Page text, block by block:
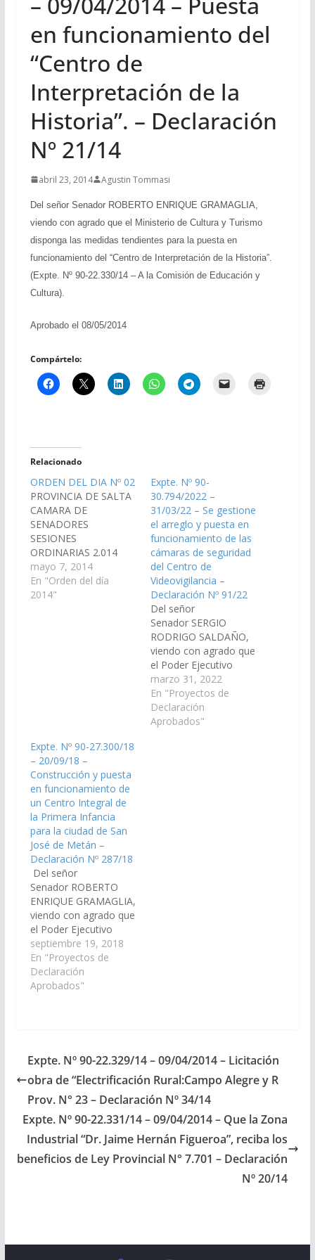
en funcionamiento del
“Centro de
Interpretación de la
Historia”. – Declaración
Nº 21/14
abril 23, 2014 Agustin Tommasi
Del señor Senador ROBERTO ENRIQUE GRAMAGLIA,
viendo con agrado que el Ministerio de Cultura y Turismo
disponga las medidas tendientes para la puesta en
funcionamiento del “Centro de Interpretación de la Historia”.
(Expte. Nº 90-22.330/14 – A la Comisión de Educación y
Cultura).
Aprobado el 08/05/2014
Compártelo:
Relacionado
ORDEN DEL DIA Nº 02
PROVINCIA DE SALTA
CAMARA DE
SENADORES
SESIONES
ORDINARIAS 2.014
ORDEN DEL DIA Nº 02
(Dictámenes de
Comisiones entrado en
mayo 7, 2014
En "Orden del día
2014"
Expte. Nº 90-
30.794/2022 –
31/03/22 – Se gestione
el arreglo y puesta en
funcionamiento de las
cámaras de seguridad
del Centro de
Videovigilancia –
Declaración Nº 91/22
Del señor
Senador SERGIO
RODRIGO SALDAÑO,
viendo con agrado que
el Poder Ejecutivo
Provincial, a través del
Ministerio de
Seguridad, gestione la
reposición, arreglo y
marzo 31, 2022
En "Proyectos de
Declaración
Aprobados"
Expte. Nº 90-27.300/18
– 20/09/18 –
Construcción y puesta
en funcionamiento de
un Centro Integral de
la Primera Infancia
para la ciudad de San
José de Metán –
Declaración Nº 287/18
Del señor
Senador ROBERTO
ENRIQUE GRAMAGLIA,
viendo con agrado que
el Poder Ejecutivo
Provincial incluya en el
Presupuesto General
de la Provincia –
Ejercicio 2.019, la
para la ciudad de San
José de
Metán.-. (Expte. Nº 90-
27.300/18 - A la…
septiembre 19, 2018
En "Proyectos de
Declaración
Aprobados"
Expte. Nº 90-22.329/14 – 09/04/2014 – Licitación
obra de “Electrificación Rural:Campo Alegre y R
Prov. N° 23 – Declaración Nº 34/14
Expte. Nº 90-22.331/14 – 09/04/2014 – Que la Zona
Industrial “Dr. Jaime Hernán Figueroa”, reciba los
beneficios de Ley Provincial N° 7.701 – Declaración
Nº 20/14